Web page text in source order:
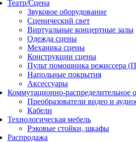
Театр/Сцена
Звуковое оборудование
Сценический свет
Виртуальные концертные залы
Одежда сцены
Механика сцены
Конструкции сцены
Пульт помощника режиссера
Напольные покрытия
Аксессуары
Коммутационно-распределительное
Преобразователи видео и
Кабели
Технологическая мебель
Рэковые стойки, шкафы
Распродажа